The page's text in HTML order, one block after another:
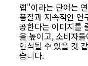
랩"이라는 단어는
품질과 지속적인 연
공한다는 이미지를
을 높이고, 소비자
인식될 수 있을 것
습니다.